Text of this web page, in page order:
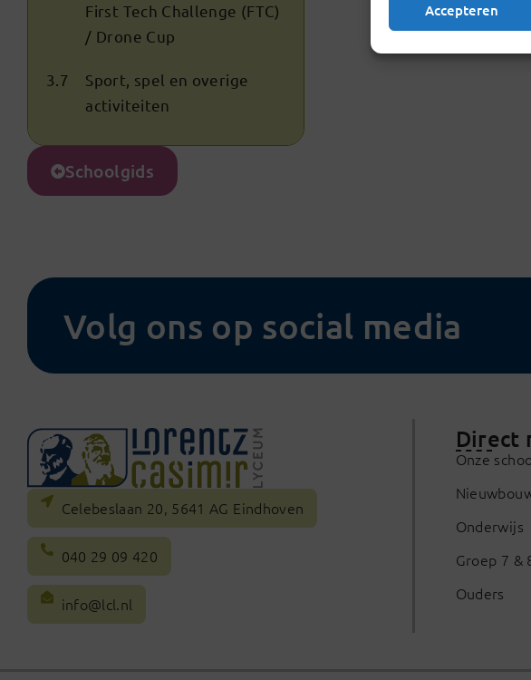
Accepteren
First Tech Challenge (FTC)
/ Drone Cup
3.7
Sport, spel en overige
activiteiten
Schoolgids
Volg ons op social media
Celebeslaan 20, 5641 AG Eindhoven
040 29 09 420
info@lcl.nl
Direct
Onze
Onderwijs
Groep 7 &
Ouders